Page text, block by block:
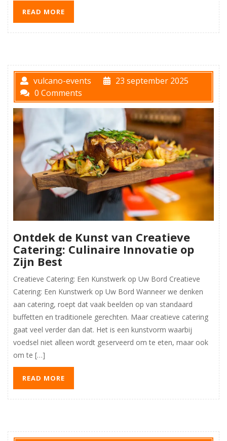
READ MORE
vulcano-events
23 september 2025
0 Comments
Ontdek de Kunst van Creatieve
Catering: Culinaire Innovatie op
Zijn Best
Creatieve Catering: Een Kunstwerk op Uw Bord Creatieve
Catering: Een Kunstwerk op Uw Bord Wanneer we denken
aan catering, roept dat vaak beelden op van standaard
buffetten en traditionele gerechten. Maar creatieve catering
gaat veel verder dan dat. Het is een kunstvorm waarbij
voedsel niet alleen wordt geserveerd om te eten, maar ook
om te […]
READ MORE